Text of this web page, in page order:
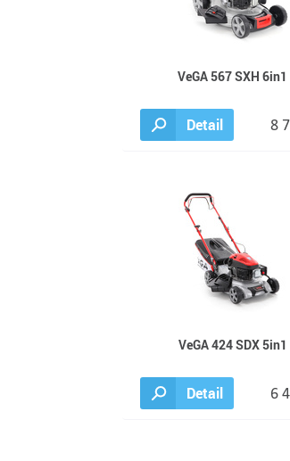
VeGA 567 SXH 6in1
Detail 8
VeGA 424 SDX 5in1
Detail 6